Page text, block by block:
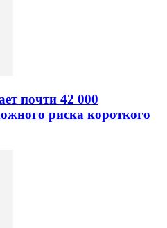
почти 42 000
риска короткого